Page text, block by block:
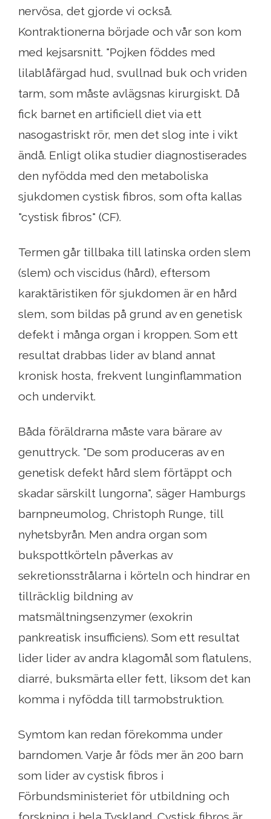
nervösa, det gjorde vi också.
Kontraktionerna började och vår son kom
med kejsarsnitt. "Pojken föddes med
lilablåfärgad hud, svullnad buk och vriden
tarm, som måste avlägsnas kirurgiskt. Då
fick barnet en artificiell diet via ett
nasogastriskt rör, men det slog inte i vikt
ändå. Enligt olika studier diagnostiserades
den nyfödda med den metaboliska
sjukdomen cystisk fibros, som ofta kallas
"cystisk fibros" (CF).
Termen går tillbaka till latinska orden slem
(slem) och viscidus (hård), eftersom
karaktäristiken för sjukdomen är en hård
slem, som bildas på grund av en genetisk
defekt i många organ i kroppen. Som ett
resultat drabbas lider av bland annat
kronisk hosta, frekvent lunginflammation
och undervikt.
Båda föräldrarna måste vara bärare av
genuttryck. "De som produceras av en
genetisk defekt hård slem förtäppt och
skadar särskilt lungorna", säger Hamburgs
barnpneumolog, Christoph Runge, till
nyhetsbyrån. Men andra organ som
bukspottkörteln påverkas av
sekretionsstrålarna i körteln och hindrar en
tillräcklig bildning av
matsmältningsenzymer (exokrin
pankreatisk insufficiens). Som ett resultat
lider lider av andra klagomål som flatulens,
diarré, buksmärta eller fett, liksom det kan
komma i nyfödda till tarmobstruktion.
Symtom kan redan förekomma under
barndomen. Varje år föds mer än 200 barn
som lider av cystisk fibros i
Förbundsministeriet för utbildning och